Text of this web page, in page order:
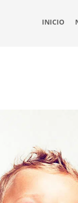
INICIO